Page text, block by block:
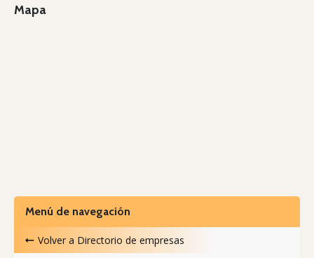
Mapa
Menú de navegación
Volver a Directorio de empresas